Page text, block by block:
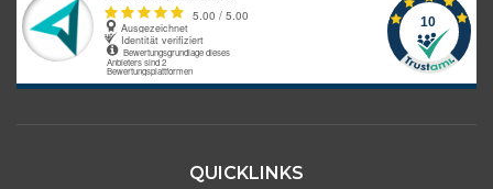
QUICKLINKS